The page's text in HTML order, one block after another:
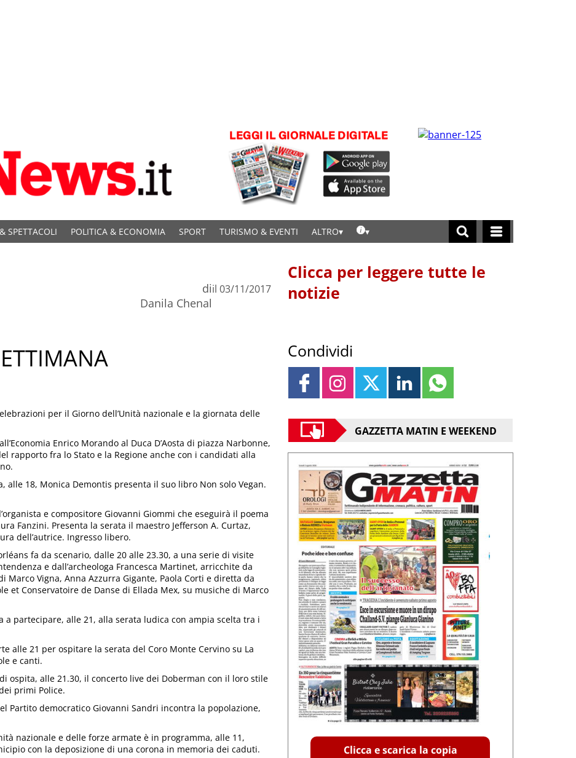
SPETTACOLI POLITICA & ECONOMIA SPORT TURISMO & EVENTI ALTRO
di
Danila Chenal
il 03/11/2017
per il Giorno dell’Unità nazionale e la giornata delle
Enrico Morando al Duca D’Aosta di piazza Narbonne,
rapporto fra lo Stato e la Regione anche con i candidati alla
alle 18, Monica Demontis presenta il suo libro Non solo Vegan.
e compositore Giovanni Giommi che eseguirà il poema
Fanzini. Presenta la serata il maestro Jefferson A. Curtaz,
dell’autrice. Ingresso libero.
fa da scenario, dalle 20 alle 23.30, a una serie di visite
e dall’archeologa Francesca Martinet, arricchite da
Vigna, Anna Azzurra Gigante, Paola Corti e diretta da
et Conservatoire de Danse di Ellada Mex, su musiche di Marco
a partecipare, alle 21, alla serata ludica con ampia scelta tra i
alle 21 per ospitare la serata del Coro Monte Cervino su La
e canti.
ospita, alle 21.30, il concerto live dei Doberman con il loro stile
primi Police.
Partito democratico Giovanni Sandri incontra la popolazione,
nazionale e delle forze armate è in programma, alle 11,
con la deposizione di una corona in memoria dei caduti.
Clicca per leggere tutte le
notizie
Condividi
GAZZETTA MATIN E WEEKEND
Clicca e scarica la copia